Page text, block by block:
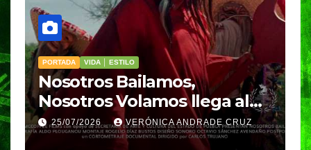
PORTADA VIDA │ ESTILO
Nosotros Bailamos,
Nosotros Volamos llega al
GIFF
25/07/2026 VERÓNICA ANDRADE CRUZ
VIDA